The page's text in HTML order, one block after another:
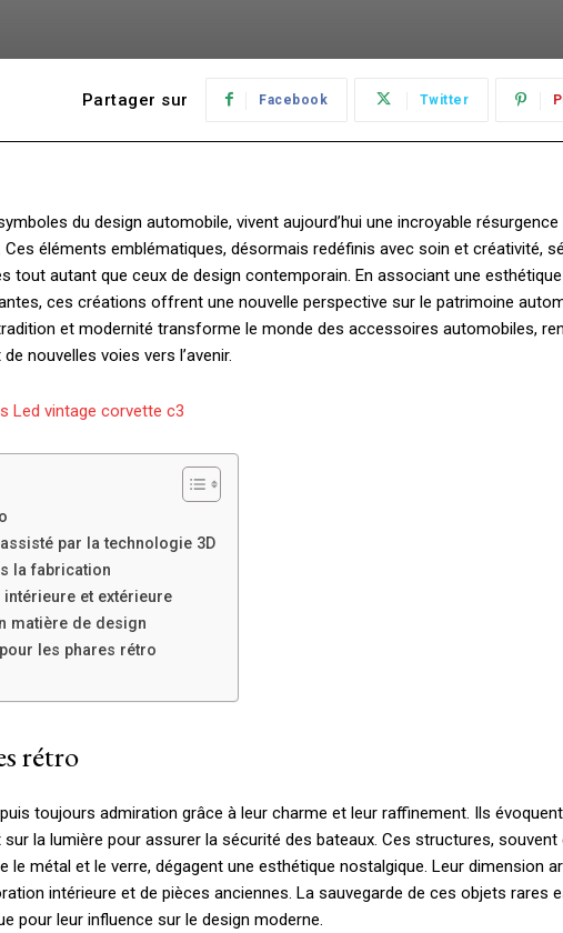
Partager sur Facebook Twitter
du design automobile, vivent aujourd’hui une incroyable
Ces éléments emblématiques, désormais redéfinis avec soin et créativité,
tout autant que ceux de design contemporain. En associant une
ces créations offrent une nouvelle perspective sur le patrimoine
et modernité transforme le monde des accessoires automobiles,
nouvelles voies vers l’avenir.
Led vintage corvette c3
par la technologie 3D
la fabrication
et extérieure
matière de design
les phares rétro
rétro
toujours admiration grâce à leur charme et leur raffinement. Ils
la lumière pour assurer la sécurité des bateaux. Ces structures,
le métal et le verre, dégagent une esthétique nostalgique. Leur dimension
intérieure et de pièces anciennes. La sauvegarde de ces objets rares
pour leur influence sur le design moderne.